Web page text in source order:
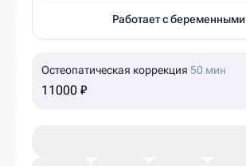
Работает с беременными
Остеопатическая коррекция 50 мин
11000 ₽